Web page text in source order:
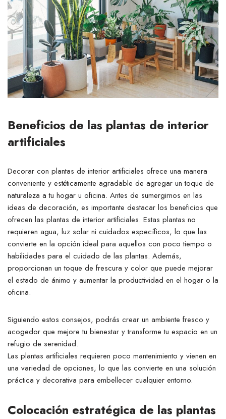
Beneficios de las plantas de interior
artificiales
Decorar con plantas de interior artificiales ofrece una manera
conveniente y estéticamente agradable de agregar un toque de
naturaleza a tu hogar u oficina. Antes de sumergirnos en las
ideas de decoración, es importante destacar los beneficios que
ofrecen las plantas de interior artificiales. Estas plantas no
requieren agua, luz solar ni cuidados específicos, lo que las
convierte en la opción ideal para aquellos con poco tiempo o
habilidades para el cuidado de las plantas. Además,
proporcionan un toque de frescura y color que puede mejorar
el estado de ánimo y aumentar la productividad en el hogar o la
oficina.
Siguiendo estos consejos, podrás crear un ambiente fresco y
acogedor que mejore tu bienestar y transforme tu espacio en un
refugio de serenidad.
Las plantas artificiales requieren poco mantenimiento y vienen en
una variedad de opciones, lo que las convierte en una solución
práctica y decorativa para embellecer cualquier entorno.
Colocación estratégica de las plantas